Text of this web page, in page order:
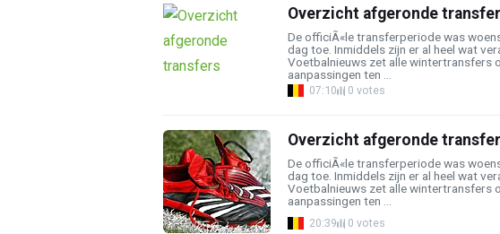
Overzicht afgeronde
De officiÃ«le transferperiode was
dag toe. Inmiddels zijn er al heel wat
Voetbalnieuws zet alle wintertransfers
aanpassingen ten ...
07:10 0 votes
Overzicht afgeronde
De officiÃ«le transferperiode was
dag toe. Inmiddels zijn er al heel wat
Voetbalnieuws zet alle wintertransfers
aanpassingen ten ...
20:39 0 votes